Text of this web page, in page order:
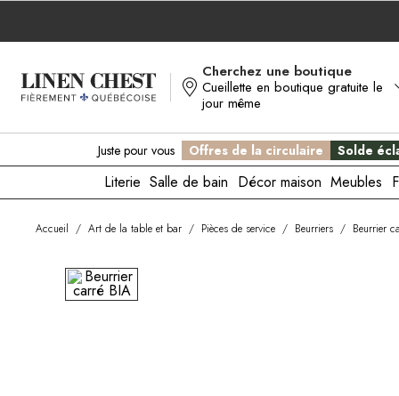
Allez
contenu
Cherchez une boutique
Cueillette en boutique gratuite le
jour même
Juste pour vous Offres de la circulaire Solde
Literie Salle de bain Décor maison Meubles
Accueil / Art de la table et bar / Pièces de service / Beurriers / Beurrier